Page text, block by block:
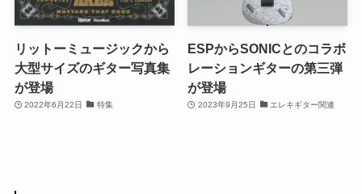
リットーミュージックから
大型サイズのギター写真集
が登場
2022年6月22日 特集
ESPからSONICとのコラボ
レーションギターの第三弾
が登場
2023年9月25日 エレキギター関連